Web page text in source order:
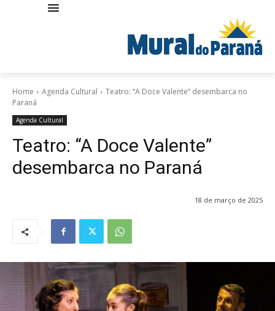
Home Agenda Cultural
Teatro: “A Doce Valente” desembarca no
Paraná
Agenda Cultural
Teatro: “A Doce Valente”
desembarca no Paraná
18 de março de 2025